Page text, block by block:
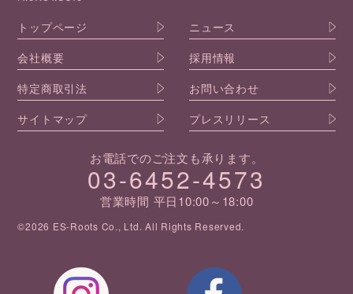
トップページ
ニュース
会社概要
採用情報
特定商取引法
お問い合わせ
サイトマップ
プレスリリース
お電話でのご注文も承ります。
03-6452-4573
営業時間 平日10:00～18:00
©2026 ES-Roots Co., Ltd. All Rights Reserved.